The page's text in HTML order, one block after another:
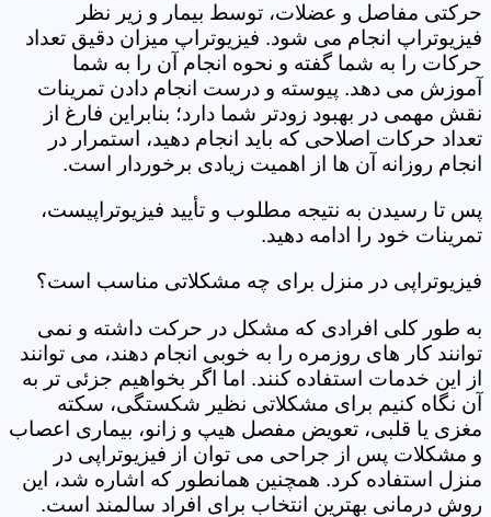
حرکتی مفاصل و عضلات، توسط بیمار و زیر نظر
فیزیوتراپ انجام می شود. فیزیوتراپ میزان دقیق تعداد
حرکات را به شما گفته و نحوه انجام آن را به شما
آموزش می دهد. پیوسته و درست انجام دادن تمرینات
نقش مهمی در بهبود زودتر شما دارد؛ بنابراین فارغ از
تعداد حرکات اصلاحی که باید انجام دهید، استمرار در
انجام روزانه آن ها از اهمیت زیادی برخوردار است.
پس تا رسیدن به نتیجه مطلوب و تأیید فیزیوتراپیست،
تمرینات خود را ادامه دهید.
فیزیوتراپی در منزل برای چه مشکلاتی مناسب است؟
به طور کلی افرادی که مشکل در حرکت داشته و نمی
توانند کار های روزمره را به خوبی انجام دهند، می توانند
از این خدمات استفاده کنند. اما اگر بخواهیم جزئی تر به
آن نگاه کنیم برای مشکلاتی نظیر شکستگی، سکته
مغزی یا قلبی، تعویض مفصل هیپ و زانو، بیماری اعصاب
و مشکلات پس از جراحی می توان از فیزیوتراپی در
منزل استفاده کرد. همچنین همانطور که اشاره شد، این
روش درمانی بهترین انتخاب برای افراد سالمند است.